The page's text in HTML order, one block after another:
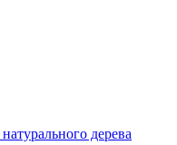
дерева